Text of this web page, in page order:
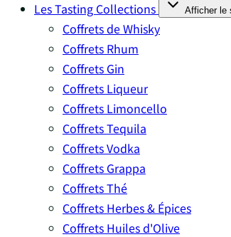
Les Tasting Collections Afficher le
Coffrets de Whisky
Coffrets Rhum
Coffrets Gin
Coffrets Liqueur
Coffrets Limoncello
Coffrets Tequila
Coffrets Vodka
Coffrets Grappa
Coffrets Thé
Coffrets Herbes & Épices
Coffrets Huiles d'Olive